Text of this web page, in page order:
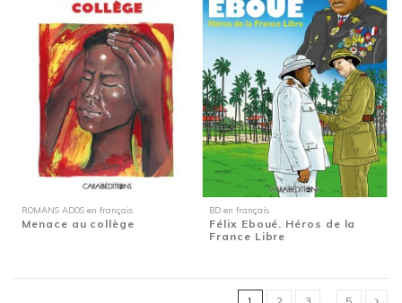
ROMANS ADOS en français
Menace au collège
BD en français
Félix Eboué. Héros de la
France Libre